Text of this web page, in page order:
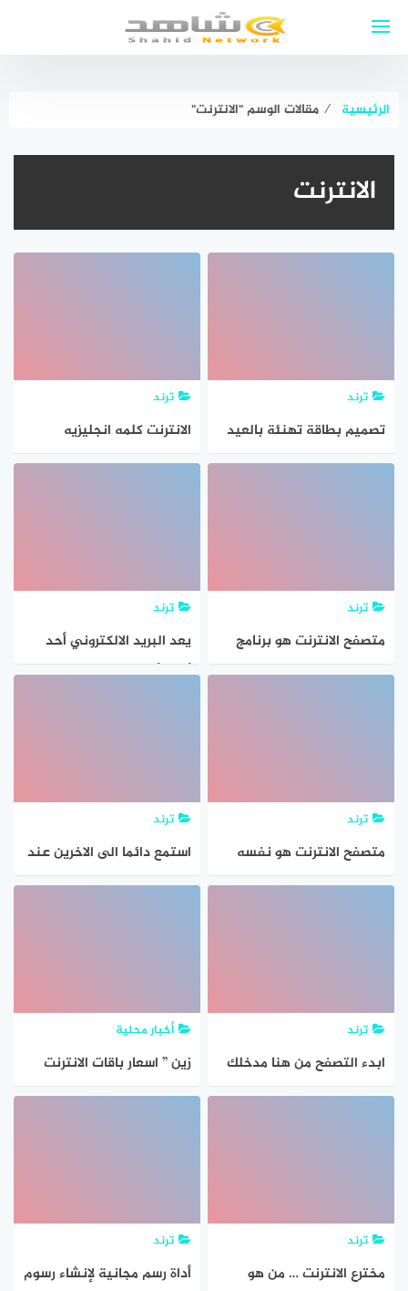
الرئيسية ⁄ مقالات الوسم "الانترنت"
الانترنت
ترند
تصميم بطاقة تهنئة بالعيد
2021 مجانا على الانترنت
ترند
الانترنت كلمه انجليزيه
مشتقه من
ترند
متصفح الانترنت هو برنامج
يستخدم لفتح ومشاهدة
ترند
يعد البريد الالكتروني أحد
أهم الأدوات الرئيسة في
ترند
متصفح الانترنت هو نفسه
محرك البحث.
ترند
استمع دائما الى الاخرين عند
المحادثة عبر الانترنت و ان
ترند
ابدء التصفح من هنا مدخلك
لعالم الانترنت hao123
أخبار محلية
زين ” اسعار باقات الانترنت
الجديدة فى السعودية
ترند
مخترع الانترنت … من هو
ترند
أداة رسم مجانية لإنشاء رسوم